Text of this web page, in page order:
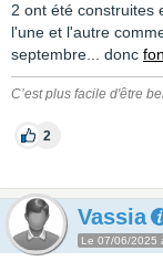
2 ont été construites
l'une et l'autre
septembre... donc
C’est plus facile d'être
2
Vassia
Le 07/06/2025